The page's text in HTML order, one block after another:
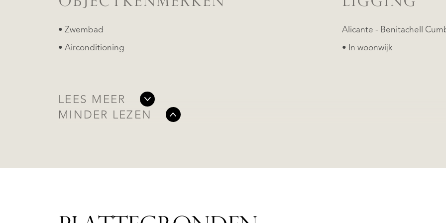
• Zwembad
• Airconditioning • In woonwijk
LEES MEER
MINDER LEZEN